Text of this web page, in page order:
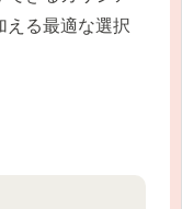
える最適な選択